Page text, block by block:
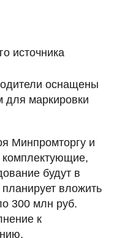
источника
оснащены
для маркировки
Минпромторгу и
комплектующие,
будут в
вложить
300 млн руб.
к